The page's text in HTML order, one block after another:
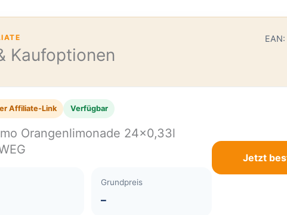
Kaufoptionen
Affiliate-Link Verfügbar
Orangenlimonade 24×0,33l
Grundpreis
–
Jetzt